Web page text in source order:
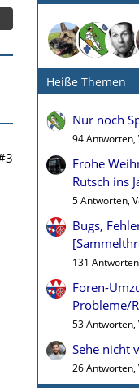
Heiße Themen
Nur noch
94 Antworten,
Frohe
Rutsch ins
5 Antworten,
Bugs,
131
Foren-
Probleme/
53 Antworten,
Sehe nicht
26 Antworten,